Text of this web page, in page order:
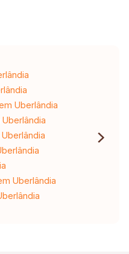
Uberlândia
Uberlândia